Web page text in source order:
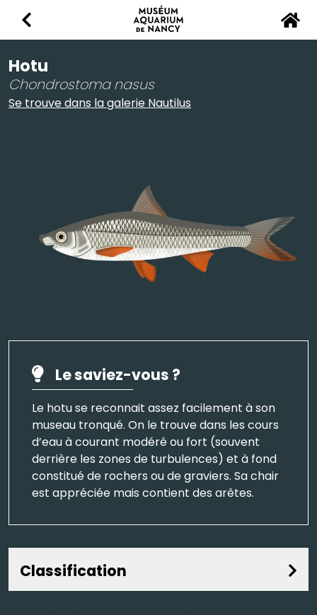
Retour
Hotu
Chondrostoma nasus
Se trouve dans la galerie Nautilus
Le saviez-vous ?
Le hotu se reconnait assez facilement à son
museau tronqué. On le trouve dans les cours
d’eau à courant modéré ou fort (souvent
derrière les zones de turbulences) et à fond
constitué de rochers ou de graviers. Sa chair
est appréciée mais contient des arêtes.
Classification